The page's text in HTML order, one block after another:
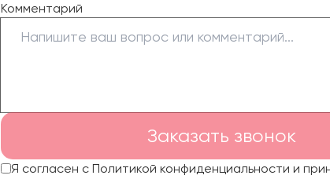
Комментарий
Заказать звонок
Я согласен с Политикой конфиденциальности и